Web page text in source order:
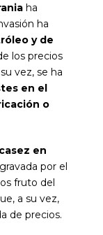
ha
ha
y de
los precios
vez, se ha
en el
o
en
por el
fruto del
a su vez,
de precios.